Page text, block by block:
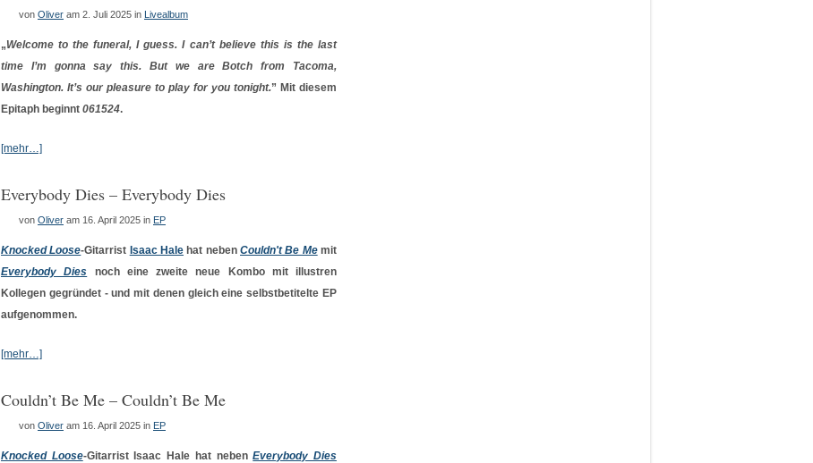
von Oliver am 2. Juli 2025 in Livealbum
„Welcome to the funeral, I guess. I can’t believe this is the last
time I’m gonna say this. But we are Botch from Tacoma,
Washington. It’s our pleasure to play for you tonight.” Mit diesem
Epitaph beginnt 061524.
[mehr…]
Everybody Dies – Everybody Dies
von Oliver am 16. April 2025 in EP
Knocked Loose-Gitarrist Isaac Hale hat nebenCouldn't Be Memit
Everybody Dies noch eine zweite neue Kombo mit illustren
Kollegen gegründet - und mit denen gleich eine selbstbetitelte EP
aufgenommen.
[mehr…]
Couldn’t Be Me – Couldn’t Be Me
von Oliver am 16. April 2025 in EP
Knocked Loose-Gitarrist Isaac Hale hat nebenEverybody Dies